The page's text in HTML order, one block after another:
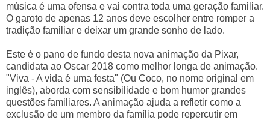
música é uma ofensa e vai contra toda uma geração familiar.
O garoto de apenas 12 anos deve escolher entre romper a
tradição familiar e deixar um grande sonho de lado.
Este é o pano de fundo desta nova animação da Pixar,
candidata ao Oscar 2018 como melhor longa de animação.
"Viva - A vida é uma festa" (Ou Coco, no nome original em
inglês), aborda com sensibilidade e bom humor grandes
questões familiares. A animação ajuda a refletir como a
exclusão de um membro da família pode repercutir em